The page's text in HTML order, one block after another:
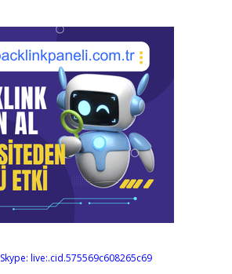
Skype: live:.cid.575569c608265c69